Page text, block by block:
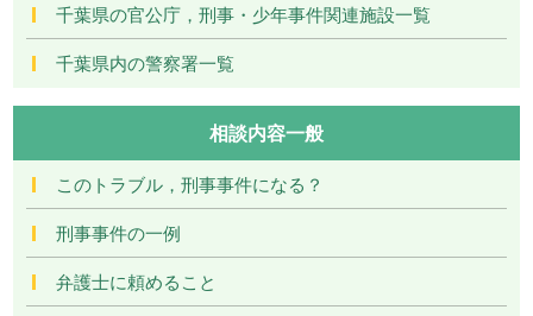
千葉県の官公庁，刑事・少年事件関連施設一覧
千葉県内の警察署一覧
相談内容一般
このトラブル，刑事事件になる？
刑事事件の一例
弁護士に頼めること